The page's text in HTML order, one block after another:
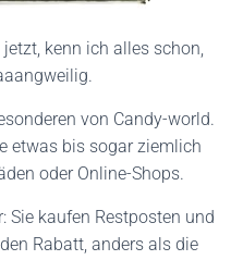
kenn ich alles schon,
von Candy-world.
etwas bis sogar ziemlich
oder Online-Shops.
Sie kaufen Restposten und
Rabatt, anders als die